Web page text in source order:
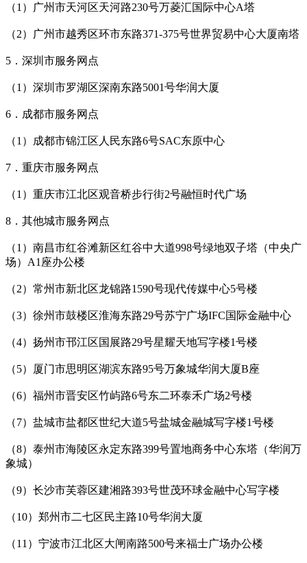
（1）广州市天河区天河路230号万菱汇国际中心A塔
（2）广州市越秀区环市东路371-375号世界贸易中心大厦南塔
5．深圳市服务网点
（1）深圳市罗湖区深南东路5001号华润大厦
6．成都市服务网点
（1）成都市锦江区人民东路6号SAC东原中心
7．重庆市服务网点
（1）重庆市江北区观音桥步行街2号融恒时代广场
8．其他城市服务网点
（1）南昌市红谷滩新区红谷中大道998号绿地双子塔（中央广
场）A1座办公楼
（2）常州市新北区龙锦路1590号现代传媒中心5号楼
（3）徐州市鼓楼区淮海东路29号苏宁广场IFC国际金融中心
（4）扬州市邗江区国展路29号星耀天地写字楼1号楼
（5）厦门市思明区湖滨东路95号万象城华润大厦B座
（6）福州市晋安区竹屿路6号东二环泰禾广场2号楼
（7）盐城市盐都区世纪大道5号盐城金融城写字楼1号楼
（8）泰州市海陵区永定东路399号置地商务中心东塔（华润万
象城）
（9）长沙市芙蓉区建湘路393号世茂环球金融中心写字楼
（10）郑州市二七区民主路10号华润大厦
（11）宁波市江北区大闸南路500号来福士广场办公楼